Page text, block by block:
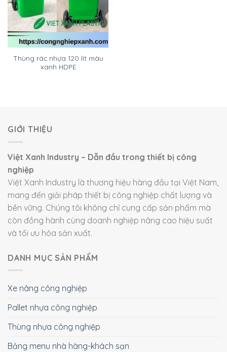
Thùng rác nhựa 120 lít màu
xanh HDPE
GIỚI THIỆU
Việt Xanh Industry – Dẫn đầu trong thiết bị công
nghiệp
Việt Xanh Industry là thương hiệu hàng đầu tại Việt Nam,
mang đến giải pháp thiết bị công nghiệp chất lượng và
bền vững. Chúng tôi không chỉ cung cấp sản phẩm mà
còn đồng hành cùng doanh nghiệp nâng cao hiệu suất
và tối ưu hóa sản xuất.
DANH MỤC SẢN PHẨM
Xe nâng công nghiệp
Pallet nhựa công nghiệp
Thùng nhựa công nghiệp
Bảng menu nhà hàng-khách sạn